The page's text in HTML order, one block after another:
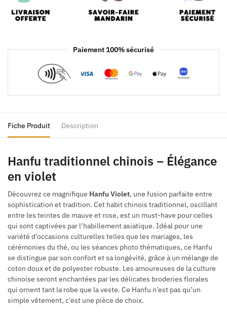
Paiement 100% sécurisé
Fiche Produit Description
Hanfu traditionnel chinois – Élégance
en violet
Découvrez ce magnifique Hanfu Violet, une fusion parfaite entre
sophistication et tradition. Cet habit chinois traditionnel, oscillant
entre les teintes de mauve et rose, est un must-have pour celles
qui sont captivées par l’habillement asiatique. Idéal pour une
variété d’occasions culturelles telles que les mariages, les
cérémonies du thé, ou les séances photo thématiques, ce Hanfu
se distingue par son confort et sa longévité, grâce à un mélange de
coton doux et de polyester robuste. Les amoureuses de la culture
chinoise seront enchantées par les délicates broderies florales
qui ornent tant la robe que la veste. Ce Hanfu n’est pas qu’un
simple vêtement, c’est une pièce de choix.